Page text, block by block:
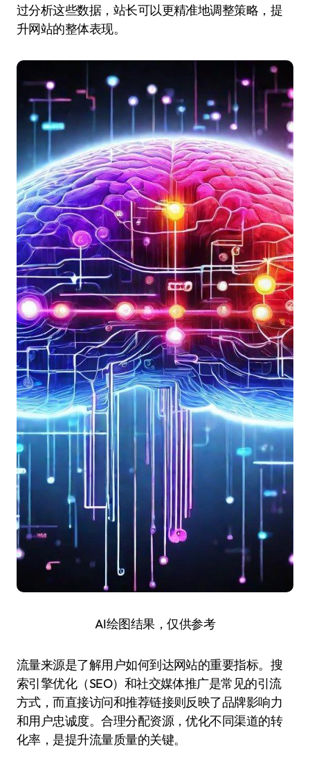
过分析这些数据，站长可以更精准地调整策略，提
升网站的整体表现。
AI绘图结果，仅供参考
流量来源是了解用户如何到达网站的重要指标。搜
索引擎优化（SEO）和社交媒体推广是常见的引流
方式，而直接访问和推荐链接则反映了品牌影响力
和用户忠诚度。合理分配资源，优化不同渠道的转
化率，是提升流量质量的关键。